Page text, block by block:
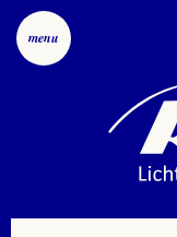
menu